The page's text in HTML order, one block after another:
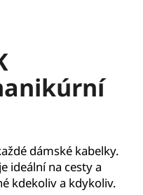
dámské kabelky.
ideální na cesty a
kdekoliv a kdykoliv.